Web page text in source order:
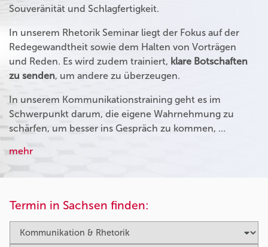
Souveränität und Schlagfertigkeit.
In unserem Rhetorik Seminar liegt der Fokus auf der
Redegewandtheit sowie dem Halten von Vorträgen
und Reden. Es wird zudem trainiert, klare Botschaften
zu senden, um andere zu überzeugen.
In unserem Kommunikationstraining geht es im
Schwerpunkt darum, die eigene Wahrnehmung zu
schärfen, um besser ins Gespräch zu kommen, …
mehr
Termin in Sachsen finden: